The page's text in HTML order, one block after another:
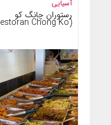
آسیایی
رستوران چانگ کو
(Restoran Chong Ko)